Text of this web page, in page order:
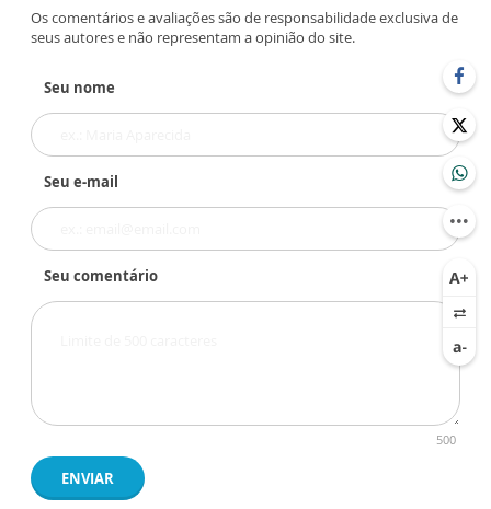
Os comentários e avaliações são de responsabilidade exclusiva de
seus autores e não representam a opinião do site.
Seu nome
Seu e-mail
Seu comentário
500
ENVIAR